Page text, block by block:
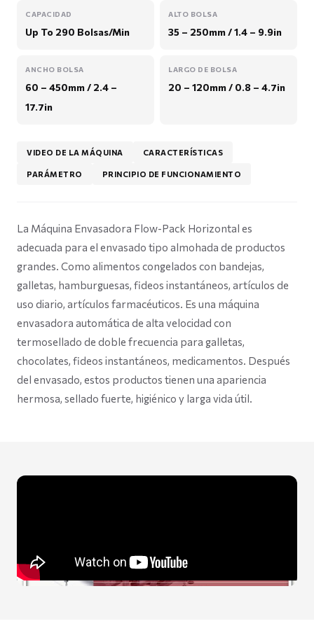
CAPACIDAD
Up To 290 Bolsas/Min
ALTO BOLSA
35 – 250mm / 1.4 – 9.9in
ANCHO BOLSA
60 – 450mm / 2.4 –
17.7in
LARGO DE BOLSA
20 – 120mm / 0.8 – 4.7in
VIDEO DE LA MÁQUINA CARACTERÍSTICAS
PARÁMETRO PRINCIPIO DE FUNCIONAMIENTO
La Máquina Envasadora Flow-Pack Horizontal es
adecuada para el envasado tipo almohada de productos
grandes. Como alimentos congelados con bandejas,
galletas, hamburguesas, fideos instantáneos, artículos de
uso diario, artículos farmacéuticos. Es una máquina
envasadora automática de alta velocidad con
termosellado de doble frecuencia para galletas,
chocolates, fideos instantáneos, medicamentos. Después
del envasado, estos productos tienen una apariencia
hermosa, sellado fuerte, higiénico y larga vida útil.